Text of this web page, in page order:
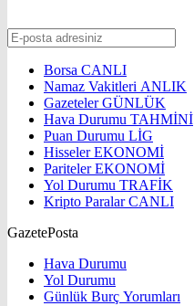
Borsa CANLI
Namaz Vakitleri ANLIK
GazetelerGÜNLÜK
Hava Durumu TAHMİNİ
Puan Durumu LİG
HisselerEKONOMİ
ParitelerEKONOMİ
Yol Durumu TRAFİK
Kripto ParalarCANLI
GazetePosta
Hava Durumu
Yol Durumu
Günlük Burç Yorumları